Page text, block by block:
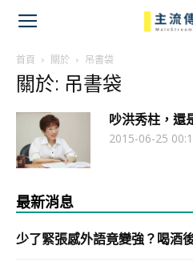
首頁 關於 吊書袋
關於: 吊書袋
吵洪秀柱，還
2015-06-25
最新消息
少了緊張感外語竟變強？喝酒